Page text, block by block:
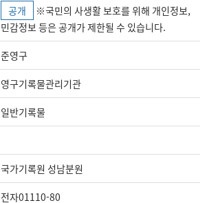
공개
민감정보 등은 공개가 제한될 수 있습니다.
준영구
영구기록물관리기관
일반기록물
국가기록원 성남분원
전자01110-80